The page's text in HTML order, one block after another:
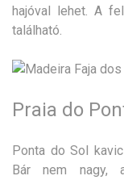
hajóval lehet. A
található.
Praia do
Ponta do Sol
Bár nem nagy,